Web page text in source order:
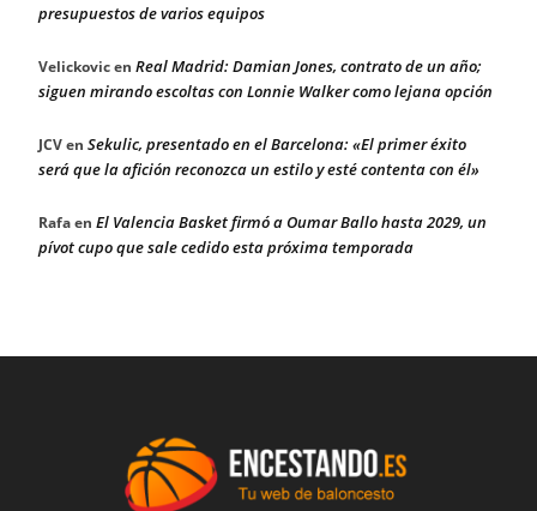
presupuestos de varios equipos
Velickovicen Real Madrid: Damian Jones, contrato de un año;
siguen mirando escoltas con Lonnie Walker como lejana opción
JCVen Sekulic, presentado en el Barcelona: «El primer éxito
será que la afición reconozca un estilo y esté contenta con él»
Rafaen El Valencia Basket firmó a Oumar Ballo hasta 2029, un
pívot cupo que sale cedido esta próxima temporada